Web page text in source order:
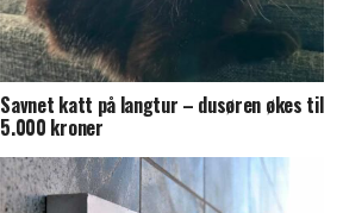
Savnet katt på langtur – dusøren økes til
5.000 kroner